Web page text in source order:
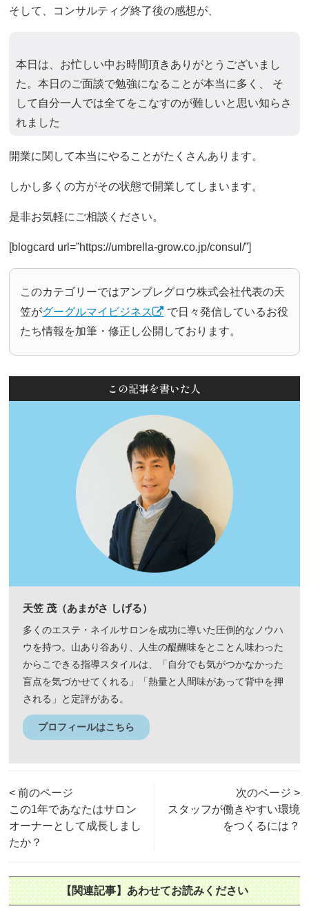
そして、コンサルティグ終了後の感想が、
本日は、お忙しい中お時間頂きありがとうございまし
た。本日のご面談で勉強になることが本当に多く、 そ
して自分一人では全てをこなすのが難しいと思い知らさ
れました
開業に関して本当にやることがたくさんあります。
しかし多くの方がその状態で開業してしまいます。
是非お気軽にご相談ください。
[blogcard url=”https://umbrella-grow.co.jp/consul/”]
このカテゴリーではアンブレグロウ株式会社代表の天
笠がグーグルマイビジネス
で日々発信しているお役
たち情報を加筆・修正し公開しております。
この記事を書いた人
天笠 茂（あまがさ しげる）
多くのエステ・ネイルサロンを成功に導いた圧倒的なノウハ
ウを持つ。山あり谷あり、人生の醍醐味をとことん味わった
からこできる指導スタイルは、「自分でも気がつかなかった
盲点を気づかせてくれる」「熱量と人間味があって背中を押
される」と定評がある。
プロフィールはこちら
< 前のページ
この1年であなたはサロン
オーナーとして成長しまし
たか？
次のページ >
スタッフが働きやすい環境
をつくるには？
【関連記事】あわせてお読みください